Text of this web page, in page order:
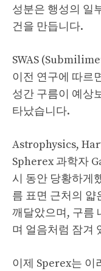
성분은 행성의 일
건을 만듭니다.
SWAS
이전 연구에 따르
성간 구름이 예상
타났습니다.
Astrophysics,
Spherex 과학자
시 동안 당황하게
름 표면 근처의 얇
깨달았으며, 구름
며 얼음처럼 잠겨
이제 Sperex는 이